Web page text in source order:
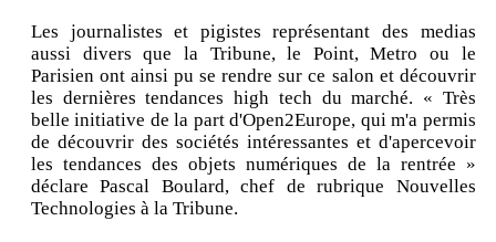
Les journalistes et pigistes représentant des medias
aussi divers que la Tribune, le Point, Metro ou le
Parisien ont ainsi pu se rendre sur ce salon et découvrir
les dernières tendances high tech du marché. « Très
belle initiative de la part d'Open2Europe, qui m'a permis
de découvrir des sociétés intéressantes et d'apercevoir
les tendances des objets numériques de la rentrée »
déclare Pascal Boulard, chef de rubrique Nouvelles
Technologies à la Tribune.